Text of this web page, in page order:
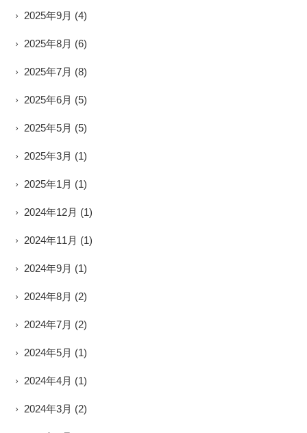
2025年9月 (4)
2025年8月 (6)
2025年7月 (8)
2025年6月 (5)
2025年5月 (5)
2025年3月 (1)
2025年1月 (1)
2024年12月 (1)
2024年11月 (1)
2024年9月 (1)
2024年8月 (2)
2024年7月 (2)
2024年5月 (1)
2024年4月 (1)
2024年3月 (2)